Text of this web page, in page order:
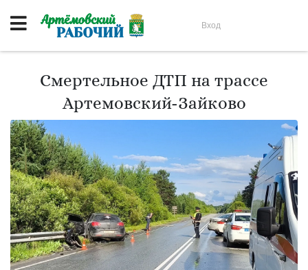
Вход
Смертельное ДТП на трассе
Артемовский-Зайково